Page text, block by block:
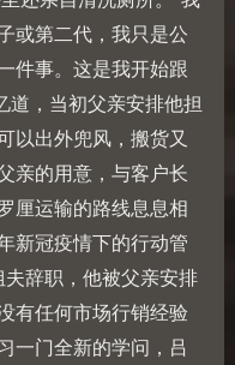
或第二代，我只是公
件事。这是我开始跟
道，当初父亲安排他担
以出外兜风，搬货又
亲的用意，与客户长
厘运输的路线息息相
新冠疫情下的行动管
辞职，他被父亲安排
有任何市场行销经验
一门全新的学问，吕